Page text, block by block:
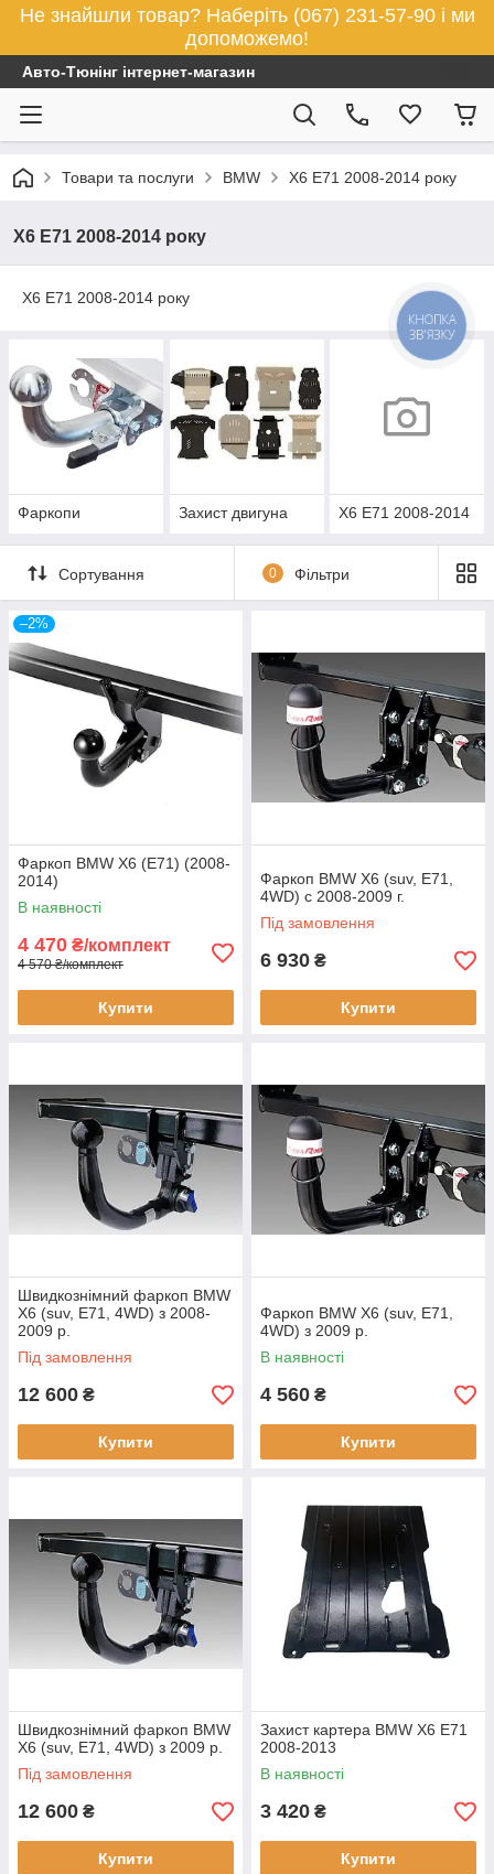
Не знайшли товар? Наберіть (067) 231-57-90 і ми
допоможемо!
Авто-Тюнінг інтернет-магазин
Товари та послуги BMW X6 E71 2008-2014 року
X6 E71 2008-2014 року
X6 E71 2008-2014 року
Фаркопи Захист двигуна X6 E71 2008-2014
Сортування 0 Фільтри
–2%
Фаркоп BMW X6 (E71) (2008-
2014)
В наявності
4 470 ₴/комплект
4 570 ₴/комплект
Купити
Фаркоп BMW X6 (suv, E71,
4WD) с 2008-2009 г.
Під замовлення
6 930 ₴
Купити
Швидкознімний фаркоп BMW
X6 (suv, E71, 4WD) з 2008-
2009 р.
Під замовлення
12 600 ₴
Купити
Фаркоп BMW X6 (suv, E71,
4WD) з 2009 р.
В наявності
4 560 ₴
Купити
Швидкознімний фаркоп BMW
X6 (suv, E71, 4WD) з 2009 р.
Під замовлення
12 600 ₴
Купити
Захист картера BMW X6 E71
2008-2013
В наявності
3 420 ₴
Купити
КНОПКА
ЗВ'ЯЗКУ